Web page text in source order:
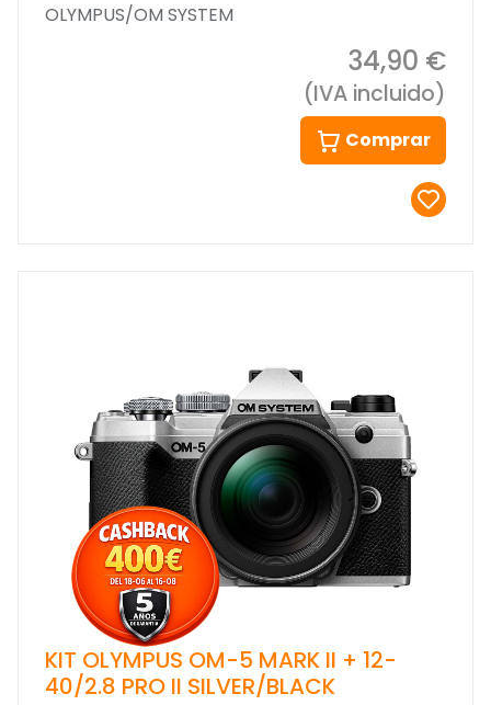
OLYMPUS/OM SYSTEM
34,90 €
(IVA incluido)
Comprar
KIT OLYMPUS OM-5 MARK II + 12-
40/2.8 PRO II SILVER/BLACK